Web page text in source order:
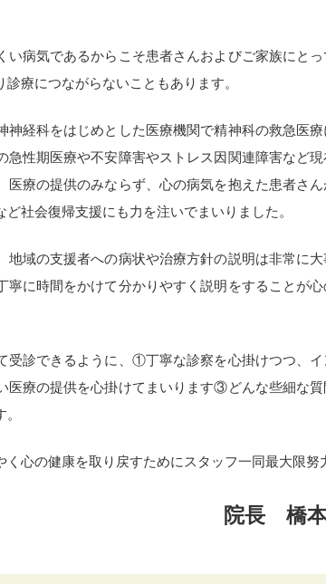
い病気であるからこそ患者さんおよびご家族にと
療につながらないこともあります。
神経科をはじめとした医療機関で精神科の救急医
急性期医療や不安障害やストレス因関連障害など
医療の提供のみならず、心の病気を抱えた患者さ
社会復帰支援にも力を注いでまいりました。
地域の支援者への病状や治療方針の説明は非常に
寧に時間をかけて分かりやすく説明をすることが
受診できるように、①丁寧な診察を心掛けつつ、
医療の提供を心掛けてまいります③どんな些細な
心の健康を取り戻すためにスタッフ一同最大限努
院長 橋